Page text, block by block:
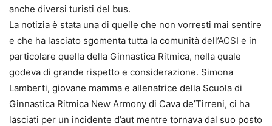
anche diversi turisti del bus.
La notizia è stata una di quelle che non vorresti mai sentire
e che ha lasciato sgomenta tutta la comunità dell’ACSI e in
particolare quella della Ginnastica Ritmica, nella quale
godeva di grande rispetto e considerazione. Simona
Lamberti, giovane mamma e allenatrice della Scuola di
Ginnastica Ritmica New Armony di Cava de’Tirreni, ci ha
lasciati per un incidente d’aut mentre tornava dal suo posto